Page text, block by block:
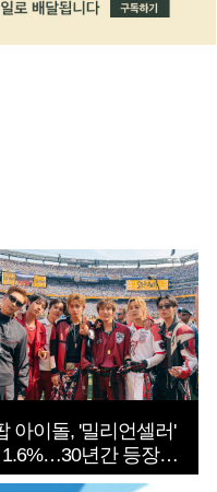
아이돌, '밀리언셀러'
1.6%…30년간 등장
개팀 전수조사